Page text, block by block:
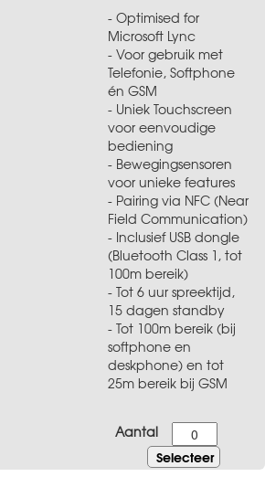
- Optimised for
Microsoft Lync
- Voor gebruik met
Telefonie, Softphone
én GSM
- Uniek Touchscreen
voor eenvoudige
bediening
- Bewegingsensoren
voor unieke features
- Pairing via NFC (Near
Field Communication)
- Inclusief USB dongle
(Bluetooth Class 1, tot
100m bereik)
- Tot 6 uur spreektijd,
15 dagen standby
- Tot 100m bereik (bij
softphone en
deskphone) en tot
25m bereik bij GSM
Aantal